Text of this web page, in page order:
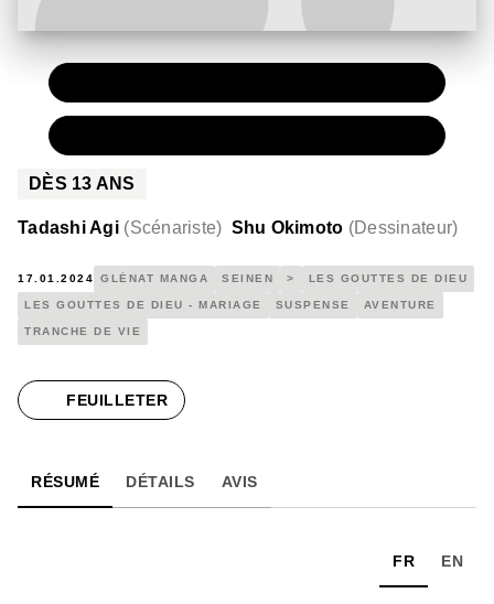
DÈS 13 ANS
Tadashi Agi (Scénariste) Shu Okimoto (Dessinateur)
17.01.2024 GLÉNAT MANGA SEINEN > LES GOUTTES DE DIEU
LES GOUTTES DE DIEU - MARIAGE SUSPENSE AVENTURE
TRANCHE DE VIE
FEUILLETER
RÉSUMÉ DÉTAILS AVIS
FR EN